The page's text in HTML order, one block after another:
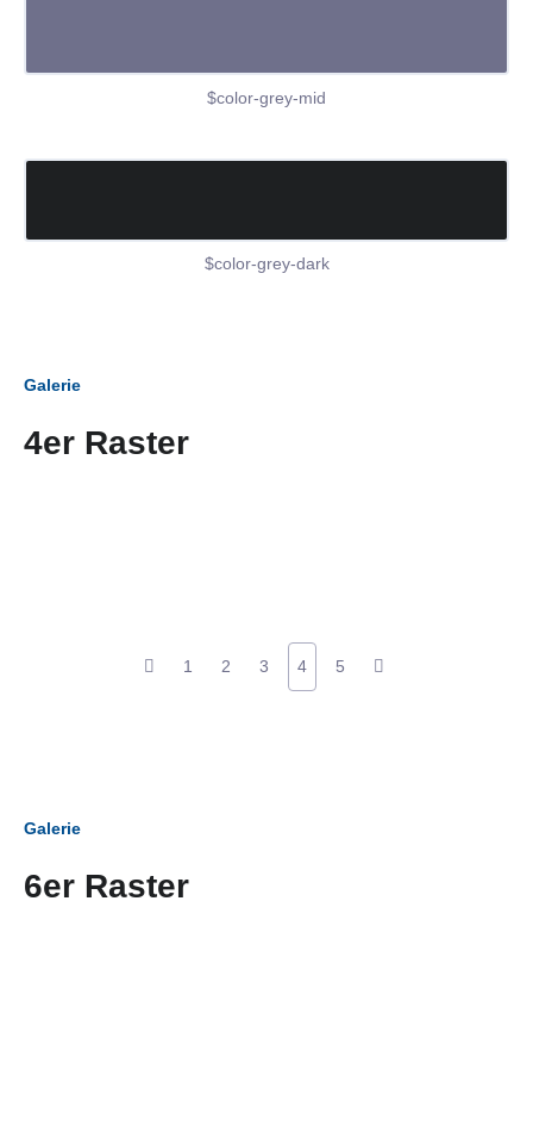
$color-grey-mid
$color-grey-dark
Galerie
4er Raster
1 2 3 4 5
Galerie
6er Raster